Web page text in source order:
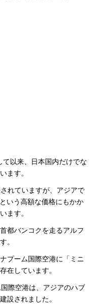
以来、日本国内だけでな
ます。
れていますが、アジアで
いう高額な価格にもかか
ます。
都バンコクを走るアルフ
。
プーム国際空港に「ミニ
在しています。
際空港は、アジアのハブ
設されました。